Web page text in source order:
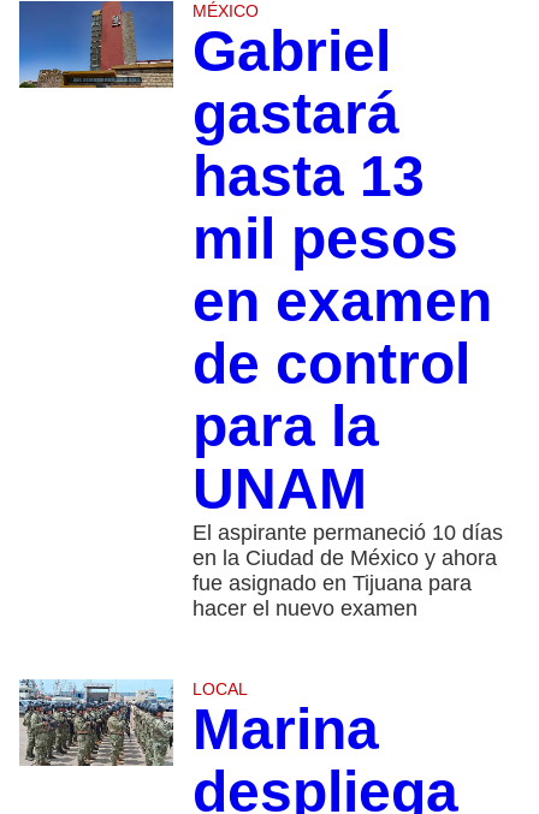
MÉXICO
Gabriel
gastará
hasta 13
mil pesos
en examen
de control
para la
UNAM
El aspirante permaneció 10 días
en la Ciudad de México y ahora
fue asignado en Tijuana para
hacer el nuevo examen
LOCAL
Marina
despliega